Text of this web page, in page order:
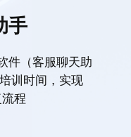
手
件（客服聊天助
训时间，实现
程